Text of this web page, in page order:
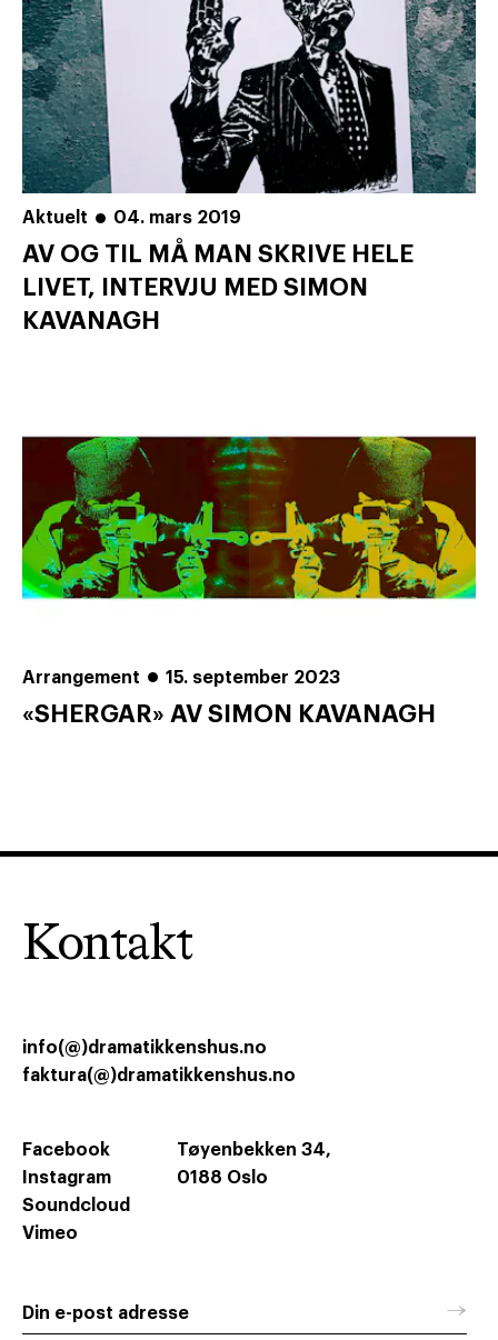
Aktuelt 04. mars 2019
AV OG TIL MÅ MAN SKRIVE HELE
LIVET, INTERVJU MED SIMON
KAVANAGH
Arrangement 15. september 2023
«SHERGAR» AV SIMON KAVANAGH
Kontakt
Tøyenbekken 34,
0188 Oslo
info(@)dramatikkenshus.no
faktura(@)dramatikkenshus.no
Facebook
Instagram
Soundcloud
Vimeo
Din e-post adresse →